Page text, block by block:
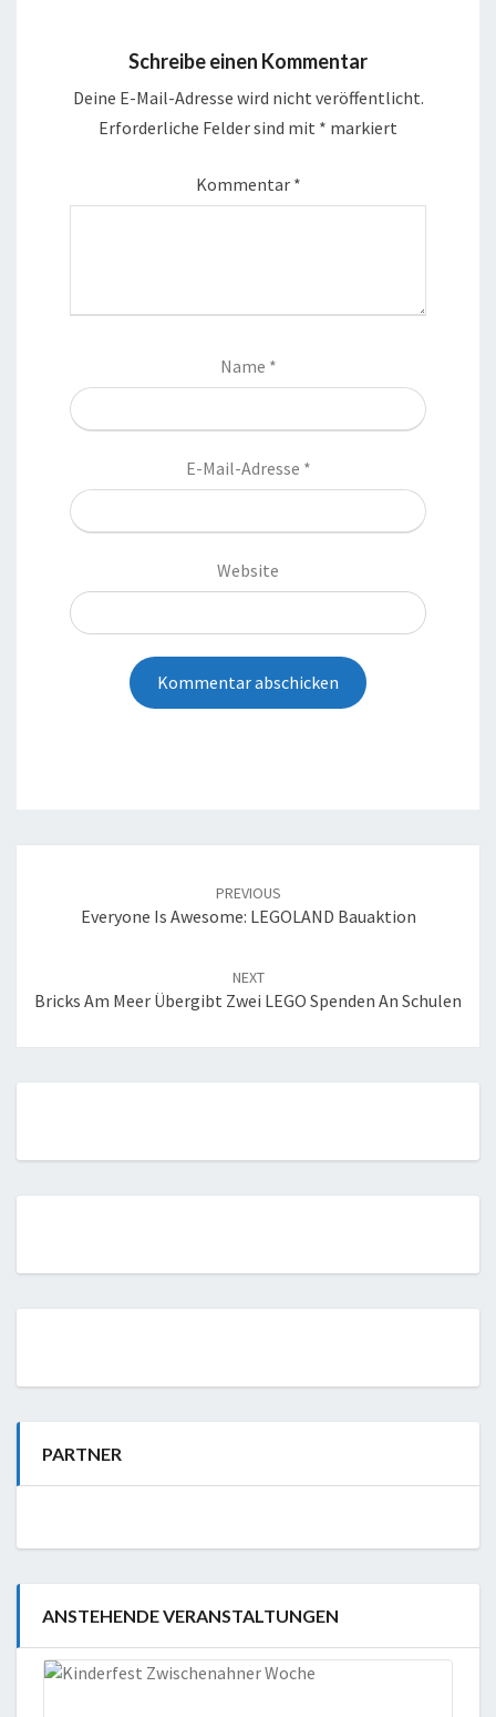
Schreibe einen Kommentar
Deine E-Mail-Adresse wird nicht veröffentlicht.
Erforderliche Felder sind mit * markiert
Kommentar *
Name *
E-Mail-Adresse *
Website
PREVIOUS
Everyone Is Awesome: LEGOLAND Bauaktion
NEXT
Bricks Am Meer Übergibt Zwei LEGO Spenden An Schulen
PARTNER
ANSTEHENDE VERANSTALTUNGEN